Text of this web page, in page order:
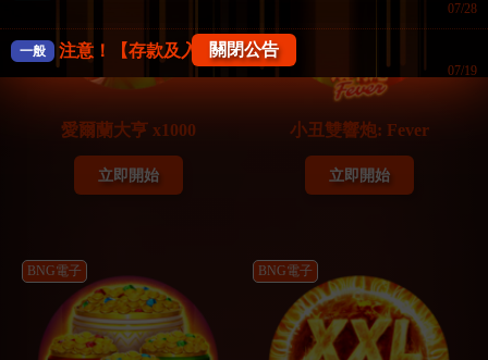
愛爾蘭大亨 x1000
立即開始
小丑雙響炮: Fever
立即開始
BNG電子 BNG電子
07/28
一般 注意！【存款及入款注意事項】
07/19
【系統公告】
關閉公告